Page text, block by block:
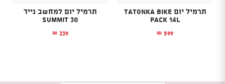
תרמיל יום Tatonka Bike
Pack 14L
₪ 599
תרמיל יום למחשב נייד
Summit 30
₪ 239